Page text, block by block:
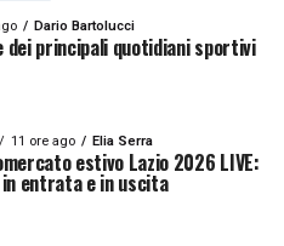
per capire se
arrivare a un
dovrà decidere se
come alternativa in
a scenari differenti.
Dario Bartolucci
dei principali quotidiani sportivi
11 ore ago Elia Serra
estivo Lazio 2026 LIVE:
entrata e in uscita